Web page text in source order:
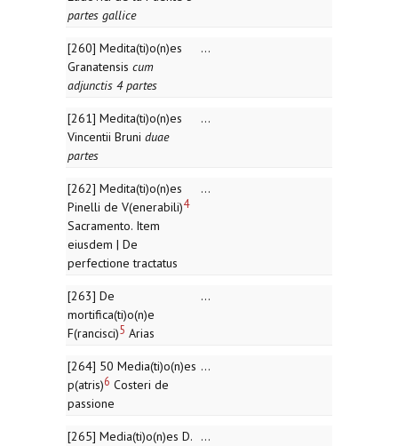
partes gallice
[260] Medita(ti)o(n)es
Granatensis cum
adjunctis 4 partes
...
[261] Medita(ti)o(n)es
Vincentii Bruni duae
partes
...
[262] Medita(ti)o(n)es
Pinelli de V(enerabili)4
Sacramento. Item
eiusdem | De
perfectione tractatus
...
[263] De
mortifica(ti)o(n)e
F(rancisci)5 Arias
...
[264] 50 Media(ti)o(n)es
p(atris)6 Costeri de
passione
...
[265] Media(ti)o(n)es D.
...